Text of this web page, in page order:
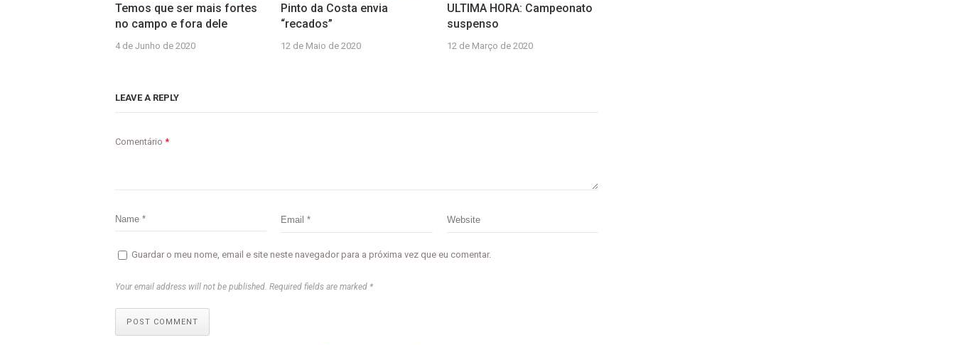
Temos que ser mais fortes
no campo e fora dele
4 de Junho de 2020
Pinto da Costa envia
“recados”
12 de Maio de 2020
ULTIMA HORA: Campeonato
suspenso
12 de Março de 2020
LEAVE A REPLY
Comentário *
Guardar o meu nome, email e site neste navegador para a próxima vez que eu comentar.
Your email address will not be published. Required fields are marked *
POST COMMENT